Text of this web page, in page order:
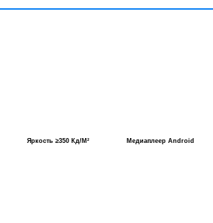
Яркость ≥350 Кд/м² Медиаплеер Android